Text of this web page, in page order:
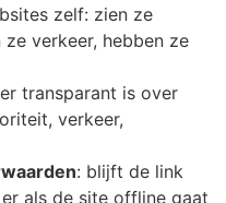
zelf: zien ze
verkeer, hebben ze
transparant is over
verkeer,
: blijft de link
als de site offline gaat